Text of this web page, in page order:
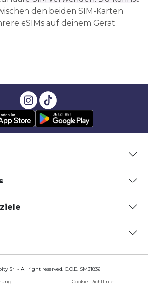
den beiden SIM-Karten
eSIMs auf deinem Gerät
Srl - All right reserved. C.O.E. SM31836
Cookie-Richtlinie